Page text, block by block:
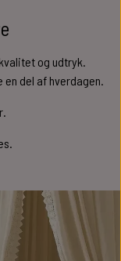
og udtryk.
del af hverdagen.